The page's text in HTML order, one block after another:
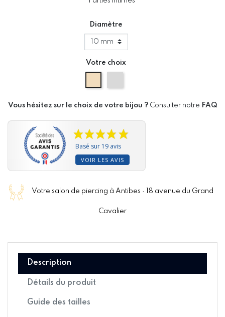
Votre choix
Diamètre
Vous hésitez sur le choix de votre bijou ? Consulter notre FAQ
Basé sur 19 avis
VOIR LES AVIS
Votre salon de piercing à Antibes · 18 avenue du Grand
Cavalier
Description
Détails du produit
Guide des tailles